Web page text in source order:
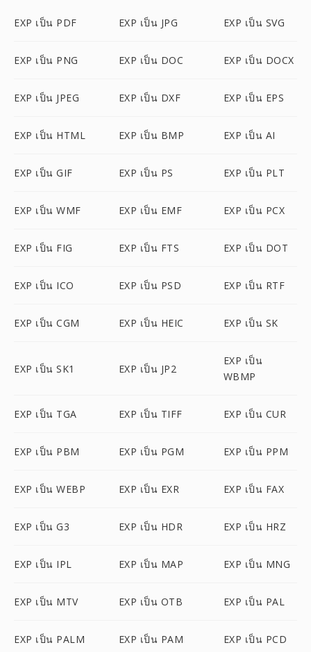
EXP เป็น PDF EXP เป็น JPG EXP เป็น SVG
EXP เป็น PNG EXP เป็น DOC EXP เป็น DOCX
EXP เป็น JPEG EXP เป็น DXF EXP เป็น EPS
EXP เป็น HTML EXP เป็น BMP EXP เป็น AI
EXP เป็น GIF EXP เป็น PS EXP เป็น PLT
EXP เป็น WMF EXP เป็น EMF EXP เป็น PCX
EXP เป็น FIG EXP เป็น FTS EXP เป็น DOT
EXP เป็น ICO EXP เป็น PSD EXP เป็น RTF
EXP เป็น CGM EXP เป็น HEIC EXP เป็น SK
EXP เป็น SK1 EXP เป็น JP2
EXP เป็น
WBMP
EXP เป็น TGA EXP เป็น TIFF EXP เป็น CUR
EXP เป็น PBM EXP เป็น PGM EXP เป็น PPM
EXP เป็น WEBP EXP เป็น EXR EXP เป็น FAX
EXP เป็น G3 EXP เป็น HDR EXP เป็น HRZ
EXP เป็น IPL EXP เป็น MAP EXP เป็น MNG
EXP เป็น MTV EXP เป็น OTB EXP เป็น PAL
EXP เป็น PALM EXP เป็น PAM EXP เป็น PCD